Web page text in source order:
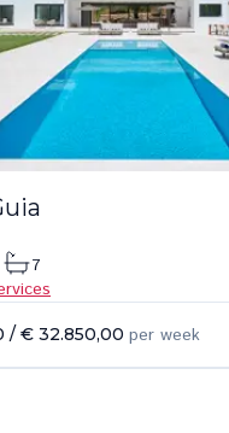
7
/ € 32.850,00 per week